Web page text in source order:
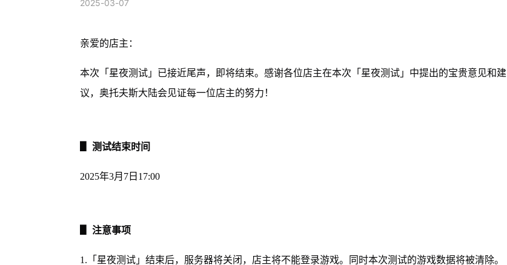
2025-03-07
亲爱的店主：
本次「星夜测试」已接近尾声，即将结束。感谢各位店主在本次「星夜测试」中提出的宝贵意见和建
议，奥托夫斯大陆会见证每一位店主的努力！
▋ 测试结束时间
2025年3月7日17:00
▋ 注意事项
1.「星夜测试」结束后，服务器将关闭，店主将不能登录游戏。同时本次测试的游戏数据将被清除。